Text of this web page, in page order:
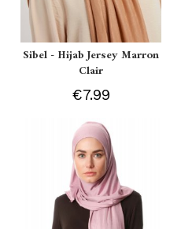
Sibel - Hijab Jersey Marron
Clair
€7.99